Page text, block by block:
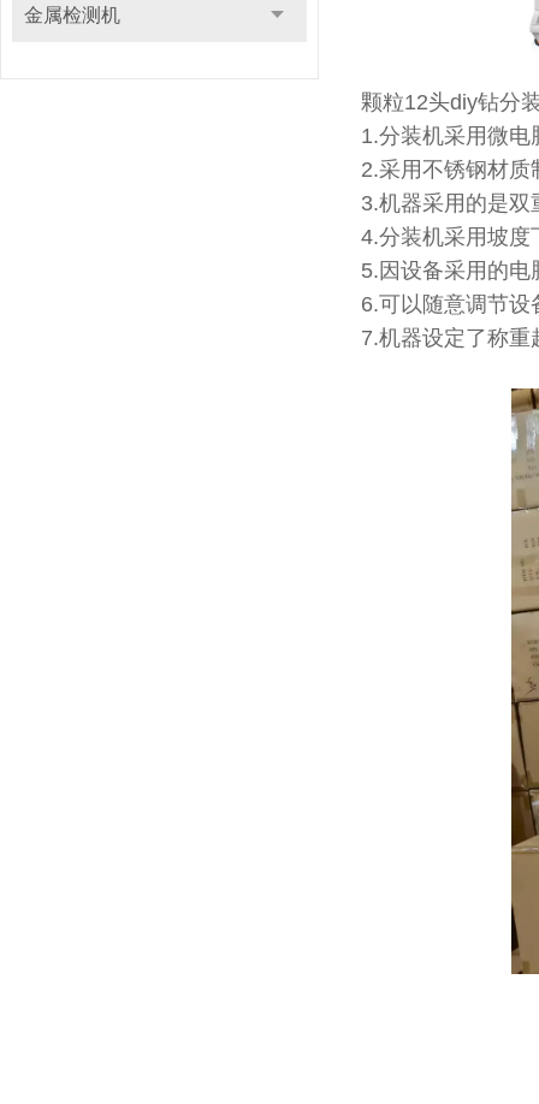
金属检测机
颗粒12头diy钻分
1.分装机采用微
2.采用不锈钢材
3.机器采用的是
4.分装机采用坡度
5.因设备采用的
6.可以随意调节设
7.机器设定了称